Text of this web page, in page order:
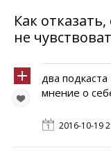
Как
не
два
мнение о
2016-10-19